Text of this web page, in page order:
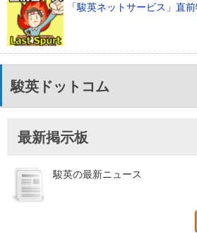
「駿英ネットサービス」直
駿英ドットコム
最新掲示板
駿英の最新ニュース